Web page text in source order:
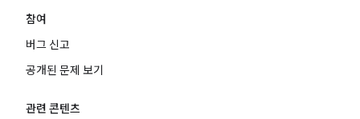
참여
버그 신고
공개된 문제 보기
관련 콘텐츠